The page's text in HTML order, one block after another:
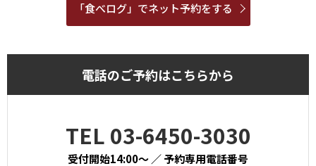
「食べログ」でネット予約をする
電話のご予約はこちらから
TEL 03-6450-3030
受付開始14:00～ ／ 予約専用電話番号